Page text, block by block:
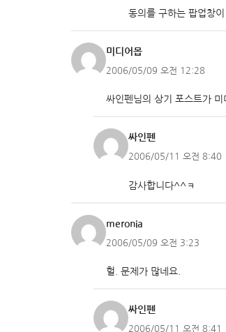
동의를 구하는 팝업창
미디어몹
2006/05/09 오전 12:28
싸인펜님의 상기 포스트가 미
싸인펜
2006/05/11 오전 8:40
감사합니다^^ㅋ
meronia
2006/05/09 오전 3:23
헐. 문제가 많네요.
싸인펜
2006/05/11 오전 8:41